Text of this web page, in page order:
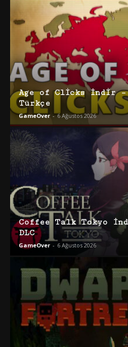
Age of Clicks İndir –
Türkçe
GameOver - 6 Ağustos 2026
Coffee Talk Tokyo
DLC
GameOver - 6 Ağustos 2026